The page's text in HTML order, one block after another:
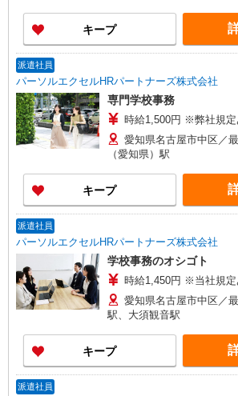
キープ
派遣社員
パーソルエクセルHRパートナーズ株式会社
専門学校事務
時給1,500円 ※弊社規定
愛知県名古屋市中区／
（愛知県）駅
キープ
派遣社員
パーソルエクセルHRパートナーズ株式会社
学校事務のオシゴト
時給1,450円 ※当社規定
愛知県名古屋市中区／
駅、大須観音駅
キープ
派遣社員